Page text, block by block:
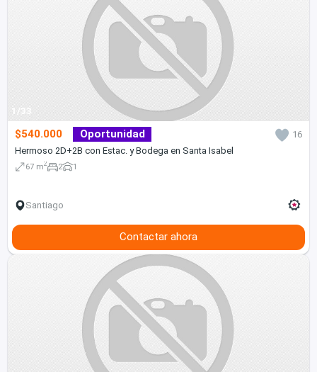
1/33
$540.000 Oportunidad
16
Hermoso 2D+2B con Estac. y Bodega en Santa Isabel
67 m2 2 1
Santiago
Contactar ahora